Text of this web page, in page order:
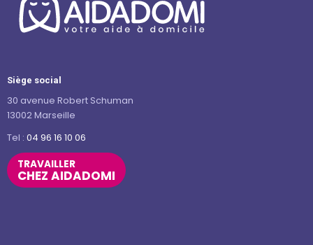
Siège social
30 avenue Robert Schuman
13002 Marseille
Tel : 04 96 16 10 06
TRAVAILLER
CHEZ AIDADOMI